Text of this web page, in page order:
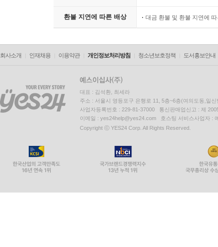
환불 지연에 따른 배상 대금 환불 및 환불 지연에
회사소개 인재채용 이용약관 개인정보처리방침 청소년보호정책 도서홍보안내
대표 : 김석환, 최세라
주소 : 서울시 영등포구 은행로 11, 5층~6층(여의도동,일신
사업자등록번호 : 229-81-37000 통신판매업신고 : 제
이메일 : yes24help@yes24.com 호스팅 서비스사업자 :
Copyright ⓒ YES24 Corp. All Rights Reserved.